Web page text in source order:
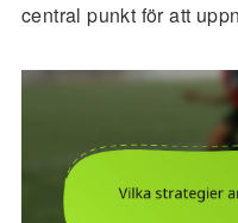
central punkt för att